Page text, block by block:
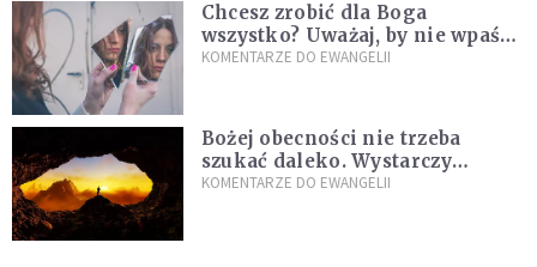
Chcesz zrobić dla Boga
wszystko? Uważaj, by nie wpaść
w groźną pułapkę
KOMENTARZE DO EWANGELII
Bożej obecności nie trzeba
szukać daleko. Wystarczy
nauczyć się słuchać
KOMENTARZE DO EWANGELII